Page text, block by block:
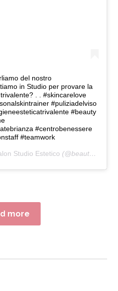
del nostro
in Studio per provare la
. . #skincarelove
#puliziadelviso
#beauty
#centrobenessere
#teamwork
Studio Estetico (@beautysalonstudioestetico) on
more